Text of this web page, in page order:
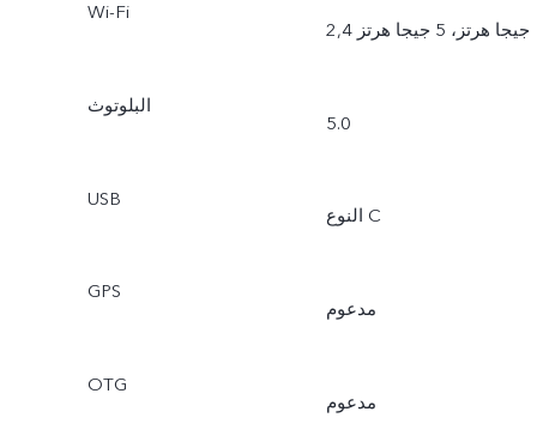
Wi-Fi
2,4 جيجا هرتز، 5 جيجا هرتز
البلوتوث
5.0
USB
النوع C
GPS
مدعوم
OTG
مدعوم